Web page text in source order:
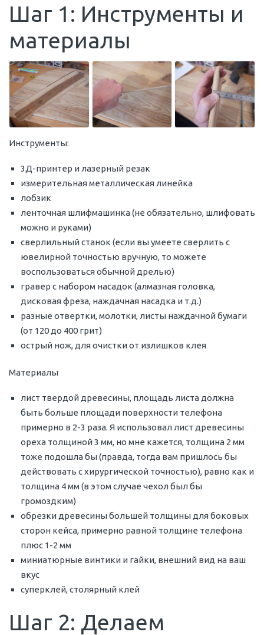
Шаг 1: Инструменты и
материалы
Инструменты:
3Д-принтер и лазерный резак
измерительная металлическая линейка
лобзик
ленточная шлифмашинка (не обязательно, шлифовать
можно и руками)
сверлильный станок (если вы умеете сверлить с
ювелирной точностью вручную, то можете
воспользоваться обычной дрелью)
гравер с набором насадок (алмазная головка,
дисковая фреза, наждачная насадка и т.д.)
разные отвертки, молотки, листы наждачной бумаги
(от 120 до 400 грит)
острый нож, для очистки от излишков клея
Материалы
лист твердой древесины, площадь листа должна
быть больше площади поверхности телефона
примерно в 2-3 раза. Я использовал лист древесины
ореха толщиной 3 мм, но мне кажется, толщина 2 мм
тоже подошла бы (правда, тогда вам пришлось бы
действовать с хирургической точностью), равно как и
толщина 4 мм (в этом случае чехол был бы
громоздким)
обрезки древесины большей толщины для боковых
сторон кейса, примерно равной толщине телефона
плюс 1-2 мм
миниатюрные винтики и гайки, внешний вид на ваш
вкус
суперклей, столярный клей
Шаг 2: Делаем